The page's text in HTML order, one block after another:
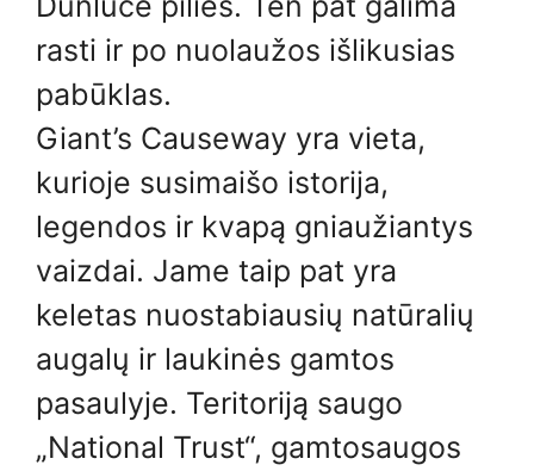
rasti ir po nuolaužos išlikusias
pabūklas.
Giant’s Causeway yra vieta,
kurioje susimaišo istorija,
legendos ir kvapą gniaužiantys
vaizdai. Jame taip pat yra
keletas nuostabiausių natūralių
augalų ir laukinės gamtos
pasaulyje. Teritoriją saugo
„National Trust“, gamtosaugos